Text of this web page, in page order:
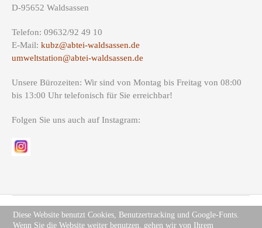
D-95652 Waldsassen
Telefon: 09632/92 49 10
E-Mail: kubz@abtei-waldsassen.de
umweltstation@abtei-waldsassen.de
Unsere Bürozeiten: Wir sind von Montag bis Freitag von 08:00
bis 13:00 Uhr telefonisch für Sie erreichbar!
Folgen Sie uns auch auf Instagram:
Diese Website benutzt Cookies, Benutzertracking und Google-Fonts.
Wenn Sie die Website weiter benutzen, gehen wir von Ihrem